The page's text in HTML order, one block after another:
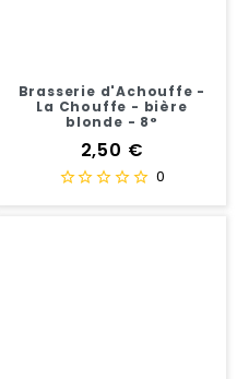
Brasserie d'Achouffe -
La Chouffe - bière
blonde - 8°
Prix
2,50 €
0